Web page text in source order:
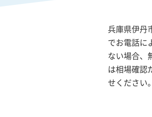
兵庫県伊丹
でお電話に
ない場合、
は相場確認
せください。